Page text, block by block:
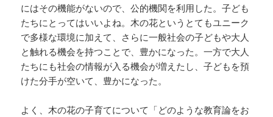
にはその機能がないので、公的機関を利用した。子ども
たちにとってはいいよね。木の花というとてもユニーク
で多様な環境に加えて、さらに一般社会の子どもや大人
と触れる機会を持つことで、豊かになった。一方で大人
たちにも社会の情報が入る機会が増えたし、子どもを預
けた分手が空いて、豊かになった。
よく、木の花の子育てについて「どのような教育論をお